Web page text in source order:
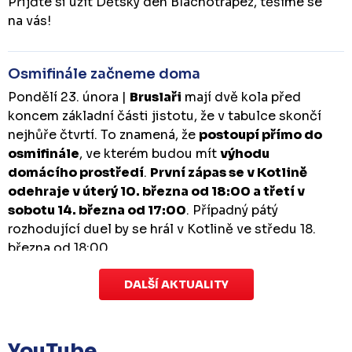
na vás!
Osmifinále začneme doma
Pondělí 23. února | Bruslaři mají dvě kola před
koncem základní části jistotu, že v tabulce skončí
nejhůře čtvrtí. To znamená, že postoupí přímo do
osmifinále, ve kterém budou mítvýhodu
domácího prostředí. První zápas se v Kotlině
odehraje v úterý 10. března od 18:00 a třetí v
sobotu 14. března od 17:00. Případný pátý
rozhodující duel by se hrál v Kotlině ve středu 18.
března od 18:00.
Zápas dorostu je odložen
které se mělo odehrát v pátek 30. ledna ve 14:15,
DALŠÍ AKTUALITY